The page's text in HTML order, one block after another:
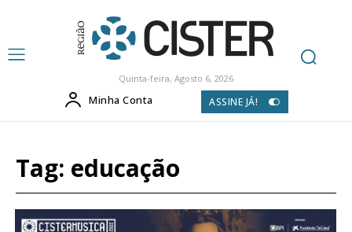
Quinta-feira, Agosto 6, 2026
Minha Conta ASSINE JÁ!
Tag: educação